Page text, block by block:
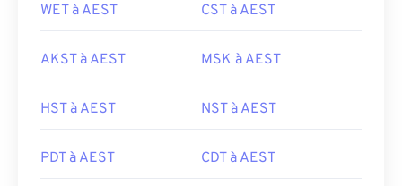
WET à AEST CST à AEST
AKST à AEST MSK à AEST
HST à AEST NST à AEST
PDT à AEST CDT à AEST